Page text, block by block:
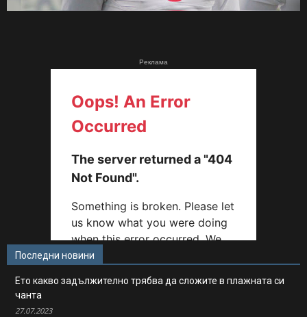
Реклама
Последни новини
Ето какво задължително трябва да сложите в плажната си
чанта
27.07.2023